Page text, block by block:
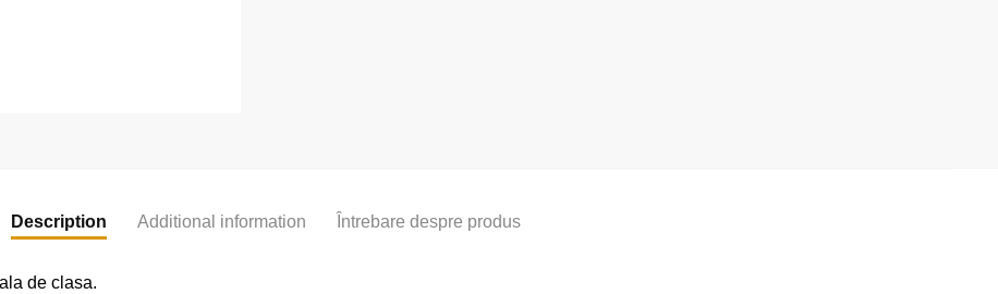
Description Additional information Întrebare despre produs
de clasa.